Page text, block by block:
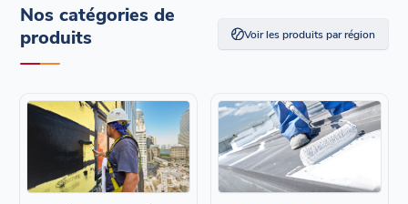
Nos catégories de
produits
Voir les produits par région